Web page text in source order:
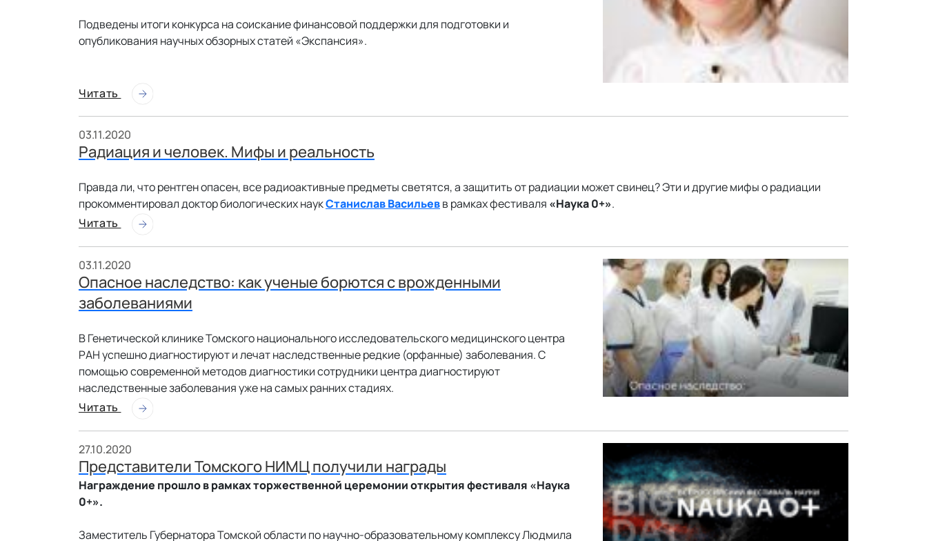
Подведены итоги конкурса на соискание финансовой поддержки для подготовки и
опубликования научных обзорных статей «Экспансия».
Читать
03.11.2020
Радиация и человек. Мифы и реальность
Правда ли, что рентген опасен, все радиоактивные предметы светятся, а защитить от радиации может свинец? Эти и другие мифы о радиации
прокомментировал доктор биологических наукСтанислав Васильевв рамках фестиваля «Наука 0+».
Читать
03.11.2020
Опасное наследство: как ученые борются с врожденными
заболеваниями
В Генетической клинике Томского национального исследовательского медицинского центра
РАН успешно диагностируют и лечат наследственные редкие (орфанные) заболевания. С
помощью современной методов диагностики сотрудники центра диагностируют
наследственные заболевания уже на самых ранних стадиях.
Читать
27.10.2020
Представители Томского НИМЦ получили награды
Награждение прошло в рамках торжественной церемонии открытия фестиваля «Наука
0+».
Заместитель Губернатора Томской области по научно-образовательному комплексу Людмила